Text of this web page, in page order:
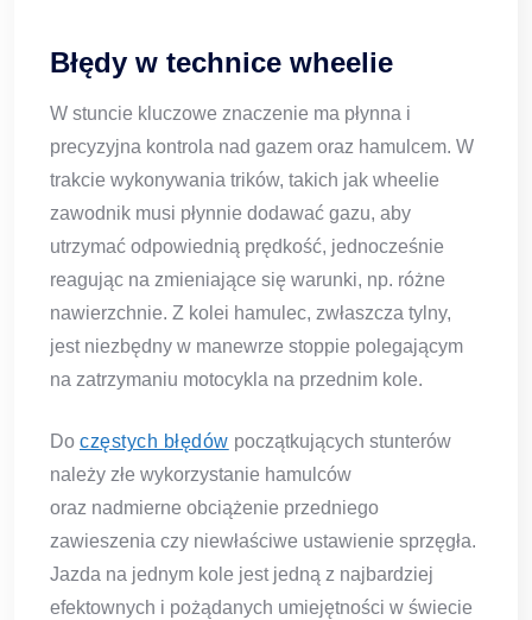
Błędy w technice wheelie
W stuncie kluczowe znaczenie ma płynna i
precyzyjna kontrola nad gazem oraz hamulcem. W
trakcie wykonywania trików, takich jak wheelie
zawodnik musi płynnie dodawać gazu, aby
utrzymać odpowiednią prędkość, jednocześnie
reagując na zmieniające się warunki, np. różne
nawierzchnie. Z kolei hamulec, zwłaszcza tylny,
jest niezbędny w manewrze stoppie polegającym
na zatrzymaniu motocykla na przednim kole.
Do częstych błędów początkujących stunterów
należy złe wykorzystanie hamulców
oraz nadmierne obciążenie przedniego
zawieszenia czy niewłaściwe ustawienie sprzęgła.
Jazda na jednym kole jest jedną z najbardziej
efektownych i pożądanych umiejętności w świecie